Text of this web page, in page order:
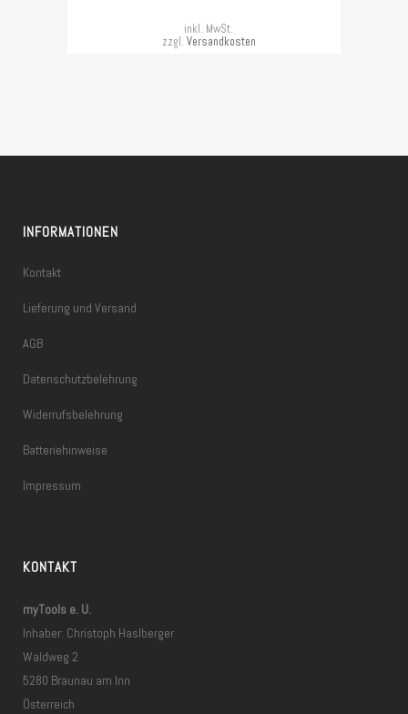
inkl. MwSt.
zzgl. Versandkosten
INFORMATIONEN
Kontakt
Lieferung und Versand
AGB
Datenschutzbelehrung
Widerrufsbelehrung
Batteriehinweise
Impressum
KONTAKT
myTools e. U.
Inhaber: Christoph Haslberger
Waldweg 2
5280 Braunau am Inn
Österreich